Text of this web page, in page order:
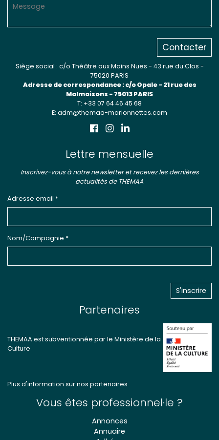
Contacter
Siège social : c/o Théâtre aux Mains Nues - 43 rue du Clos -
75020 PARIS
Adresse de correspondance : c/o Opale - 21 rue des
Malmaisons - 75013 PARIS
T: +33 07 64 46 45 68
E: adm@themaa-marionnettes.com
Lettre mensuelle
Inscrivez-vous à notre newsletter et recevez les dernières
actualités de THEMAA
Adresse email *
Nom/Compagnie *
Partenaires
THEMAA est subventionnée par le Ministère de la
Culture
Plus d'information sur nos partenaires
Vous êtes professionnel·le ?
Annonces
Annuaire